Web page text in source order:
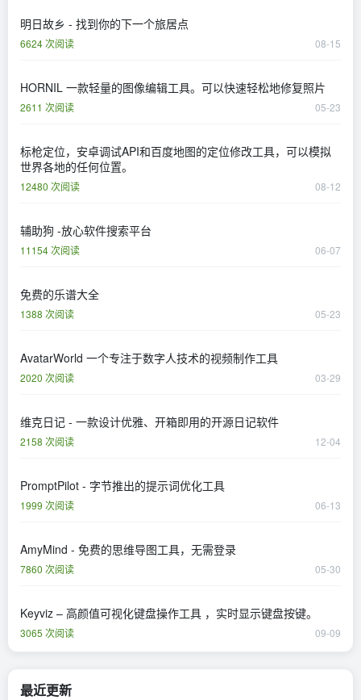
明日故乡 - 找到你的下一个旅居点
6624 次阅读 08-15
HORNIL 一款轻量的图像编辑工具。可以快速轻松地修复照片
2611 次阅读 05-23
标枪定位，安卓调试API和百度地图的定位修改工具，可以模拟
世界各地的任何位置。
12480 次阅读 08-12
辅助狗 -放心软件搜索平台
11154 次阅读 06-07
免费的乐谱大全
1388 次阅读 05-23
AvatarWorld 一个专注于数字人技术的视频制作工具
2020 次阅读 03-29
维克日记 - 一款设计优雅、开箱即用的开源日记软件
2158 次阅读 12-04
PromptPilot - 字节推出的提示词优化工具
1999 次阅读 06-13
AmyMind - 免费的思维导图工具，无需登录
7860 次阅读 05-30
Keyviz – 高颜值可视化键盘操作工具 ，实时显示键盘按键。
3065 次阅读 09-09
最近更新